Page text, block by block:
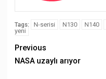
Tags: N-serisi N130 N140
yeni
Previous
NASA uzaylı arıyor